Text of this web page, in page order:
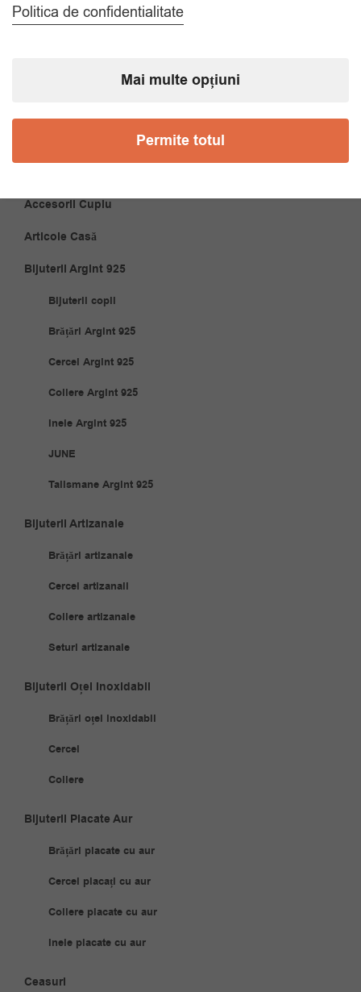
Papioane
Accesorii Cuplu
Articole Casă
Bijuterii Argint 925
Bijuterii copii
Brățări Argint 925
Cercei Argint 925
Coliere Argint 925
Inele Argint 925
JUNE
Talismane Argint 925
Bijuterii Artizanale
Brățări artizanale
Cercei artizanali
Coliere artizanale
Seturi artizanale
Bijuterii Oțel Inoxidabil
Brățări oțel inoxidabil
Cercei
Coliere
Bijuterii Placate Aur
Brățări placate cu aur
Cercei placați cu aur
Coliere placate cu aur
Inele placate cu aur
Ceasuri
Politica de confidentialitate
Mai multe opțiuni
Permite totul